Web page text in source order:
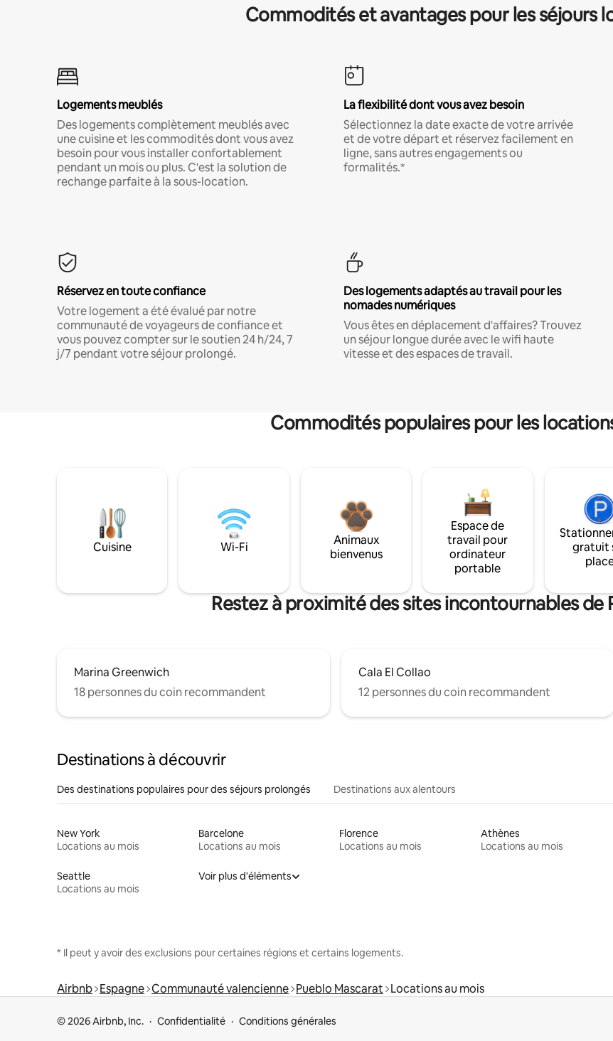
Commodités et avantages pour les séjours
Logements meublés
Des logements complètement meublés avec
une cuisine et les commodités dont vous avez
besoin pour vous installer confortablement
pendant un mois ou plus. C'est la solution de
rechange parfaite à la sous-location.
La flexibilité dont vous avez besoin
Sélectionnez la date exacte de votre arrivée
et de votre départ et réservez facilement en
ligne, sans autres engagements ou
formalités.*
Réservez en toute confiance
Votre logement a été évalué par notre
communauté de voyageurs de confiance et
vous pouvez compter sur le soutien 24 h/24, 7
j/7 pendant votre séjour prolongé.
Des logements adaptés au travail pour les
nomades numériques
Vous êtes en déplacement d'affaires? Trouvez
un séjour longue durée avec le wifi haute
vitesse et des espaces de travail.
Commodités populaires pour les
Cuisine Wi-Fi
Animaux
bienvenus
Espace de
travail pour
ordinateur
portable
gratuit
Restez à proximité des sites incontournables de
Marina Greenwich
18 personnes du coin recommandent
Cala El Collao
12 personnes du coin recommandent
Destinations à découvrir
Des destinations populaires pour des séjours prolongés Destinations aux alentours
New York
Locations au mois
Barcelone
Locations au mois
Florence
Locations au mois
Athènes
Locations au mois
Seattle
Locations au mois
Voir plus d'éléments
* Il peut y avoir des exclusions pour certaines régions et certains logements.
Airbnb Espagne Communauté valencienne Pueblo Mascarat Locations au mois
© 2026 Airbnb, Inc. Confidentialité Conditions générales